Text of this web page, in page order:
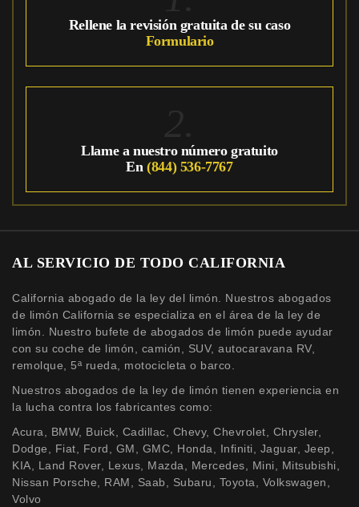
Rellene la revisión gratuita de su caso
Formulario
Llame a nuestro número gratuito
En(844) 536-7767
AL SERVICIO DE TODO CALIFORNIA
California abogado de la ley del limón. Nuestros abogados
de limón California se especializa en el área de la ley de
limón. Nuestro bufete de abogados de limón puede ayudar
con su coche de limón, camión, SUV, autocaravana RV,
remolque, 5ª rueda, motocicleta o barco.
Nuestros abogados de la ley de limón tienen experiencia en
la lucha contra los fabricantes como:
Acura, BMW, Buick, Cadillac, Chevy, Chevrolet, Chrysler,
Dodge, Fiat, Ford, GM, GMC, Honda, Infiniti, Jaguar, Jeep,
KIA, Land Rover, Lexus, Mazda, Mercedes, Mini, Mitsubishi,
Nissan Porsche, RAM, Saab, Subaru, Toyota, Volkswagen,
Volvo